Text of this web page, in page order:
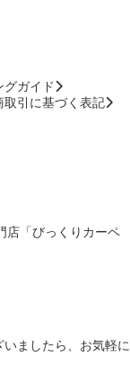
グガイド
取引に基づく表記
店「びっくりカーペ
ましたら、お気軽に